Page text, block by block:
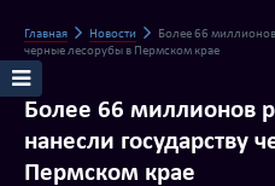
Главная Новости
Более 66
черные лесорубы в Пермском крае
Более 66 миллионов
нанесли государству
Пермском крае